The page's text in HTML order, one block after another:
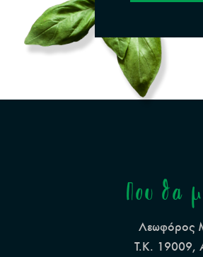
Που θα
Λεωφόρος
Τ.Κ. 19009,